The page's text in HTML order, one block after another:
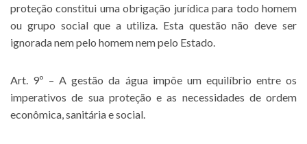
proteção constitui uma obrigação jurídica para todo homem
ou grupo social que a utiliza. Esta questão não deve ser
ignorada nem pelo homem nem pelo Estado.
Art. 9º – A gestão da água impõe um equilíbrio entre os
imperativos de sua proteção e as necessidades de ordem
econômica, sanitária e social.